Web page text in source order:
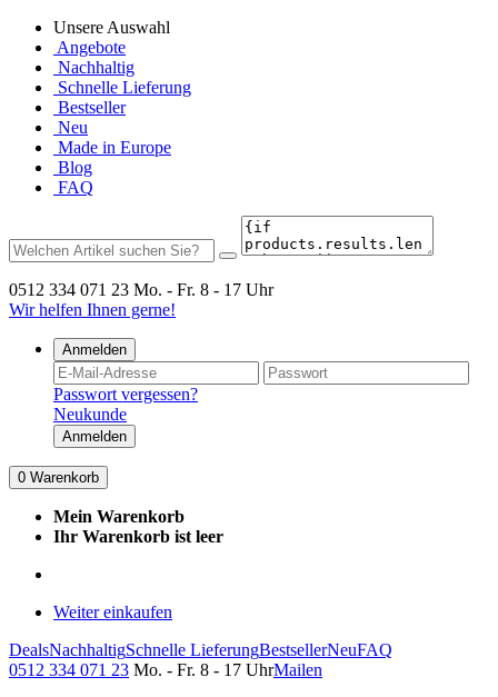
Unsere Auswahl
Angebote
Nachhaltig
Schnelle Lieferung
Bestseller
Neu
Made in Europe
Blog
FAQ
0512 334 071 23 Mo. - Fr. 8 - 17 Uhr
Wir helfen Ihnen gerne!
Anmelden
Passwort vergessen?
Neukunde
Anmelden
0 Warenkorb
Mein Warenkorb
Ihr Warenkorb ist leer
Weiter einkaufen
DealsNachhaltigSchnelle LieferungBestsellerNeuFAQ
0512 334 071 23 Mo. - Fr. 8 - 17 UhrMailen